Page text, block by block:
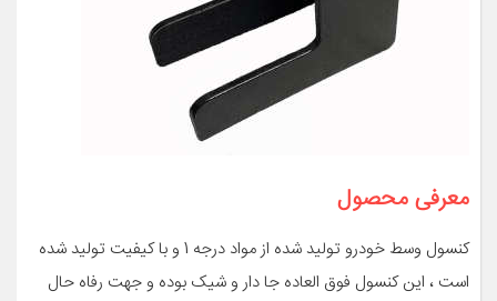
معرفی محصول
کنسول وسط خودرو تولید شده از مواد درجه 1 و با کیفیت تولید شده
است ، این کنسول فوق العاده جا دار و شیک بوده و جهت رفاه حال